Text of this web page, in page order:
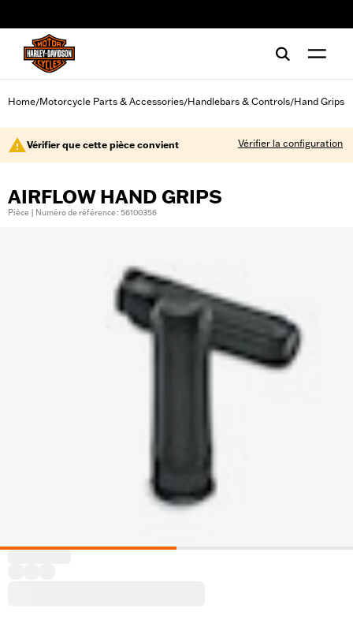
Home/Motorcycle Parts & Accessories/Handlebars & Controls/Hand Grips
Vérifier que cette pièce convient Vérifier la configuration
AIRFLOW HAND GRIPS
Pièce | Numéro de référence : 56100356